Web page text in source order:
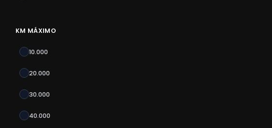
KM MÁXIMO
10.000
20.000
30.000
40.000